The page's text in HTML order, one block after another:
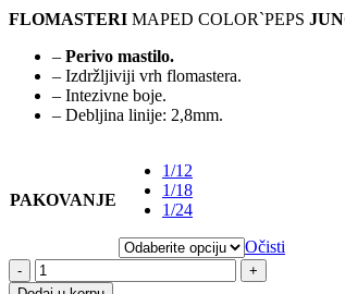
FLOMASTERI MAPED COLOR`PEPS
– Perivo mastilo.
– Izdržljiviji vrh flomastera.
– Intezivne boje.
– Debljina linije: 2,8mm.
PAKOVANJE
1/12
1/18
1/24
Očisti
-
+